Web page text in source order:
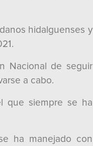
hidalguenses y
Nacional de seguir
a cabo.
que siempre se ha
ha manejado con